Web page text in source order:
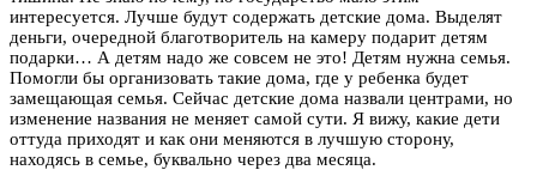
интересуется. Лучше будут содержать детские дома. Выделят
деньги, очередной благотворитель на камеру подарит детям
подарки… А детям надо же совсем не это! Детям нужна семья.
Помогли бы организовать такие дома, где у ребенка будет
замещающая семья. Сейчас детские дома назвали центрами, но
изменение названия не меняет самой сути. Я вижу, какие дети
оттуда приходят и как они меняются в лучшую сторону,
находясь в семье, буквально через два месяца.